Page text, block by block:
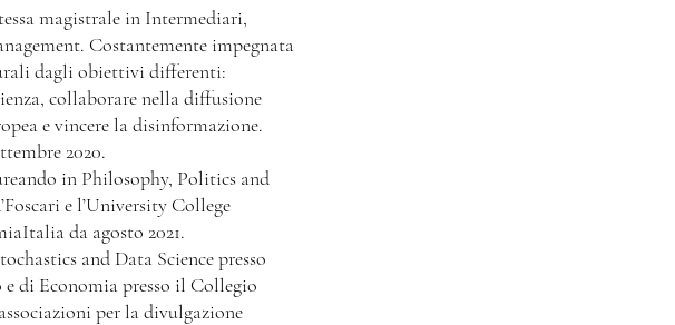
magistrale in Intermediari,
Costantemente impegnata
dagli obiettivi differenti:
collaborare nella diffusione
e vincere la disinformazione.
2020.
in Philosophy, Politics and
e l’University College
da agosto 2021.
and Data Science presso
di Economia presso il Collegio
per la divulgazione